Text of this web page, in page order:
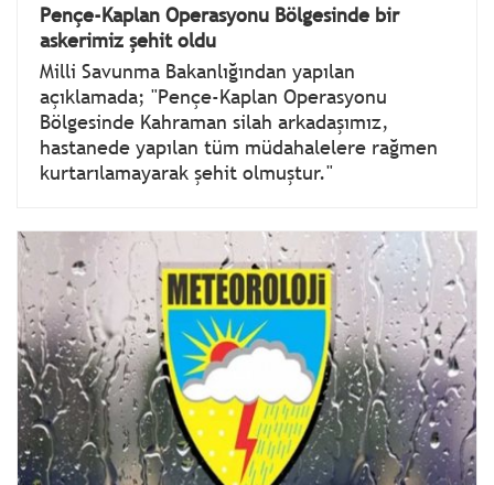
Pençe-Kaplan Operasyonu Bölgesinde bir
askerimiz şehit oldu
Milli Savunma Bakanlığından yapılan
açıklamada; "Pençe-Kaplan Operasyonu
Bölgesinde Kahraman silah arkadaşımız,
hastanede yapılan tüm müdahalelere rağmen
kurtarılamayarak şehit olmuştur."